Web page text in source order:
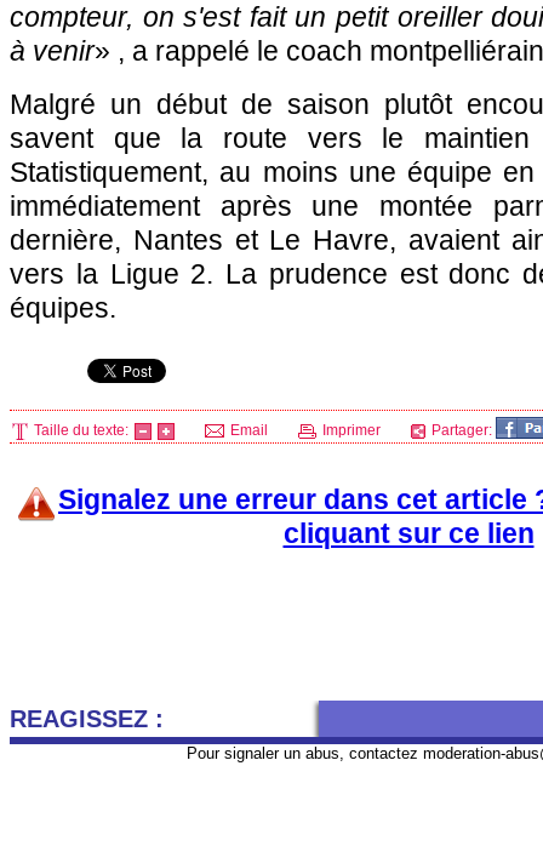
compteur, on s'est fait un petit oreiller
à venir» , a rappelé le coach
Malgré un début de saison plutôt
savent que la route vers le maintien
Statistiquement, au moins une équipe
immédiatement après une montée
dernière, Nantes et Le Havre, avaient
vers la Ligue 2. La prudence est donc
équipes.
Taille du texte: Email Imprimer Partager:
Signalez une erreur dans cet article
cliquant sur ce lien
REAGISSEZ :
Pour signaler un abus, contactez moderation-